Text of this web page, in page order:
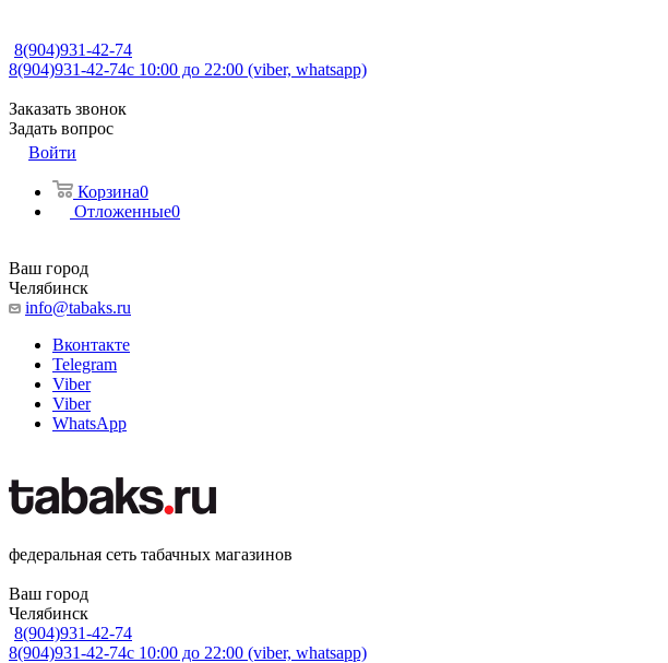
8(904)931-42-74
8(904)931-42-74с 10:00 до 22:00 (viber, whatsapp)
Заказать звонок
Задать вопрос
Войти
Корзина0
Отложенные0
Ваш город
Челябинск
info@tabaks.ru
Вконтакте
Telegram
Viber
Viber
WhatsApp
федеральная сеть табачных магазинов
Ваш город
Челябинск
8(904)931-42-74
8(904)931-42-74с 10:00 до 22:00 (viber, whatsapp)